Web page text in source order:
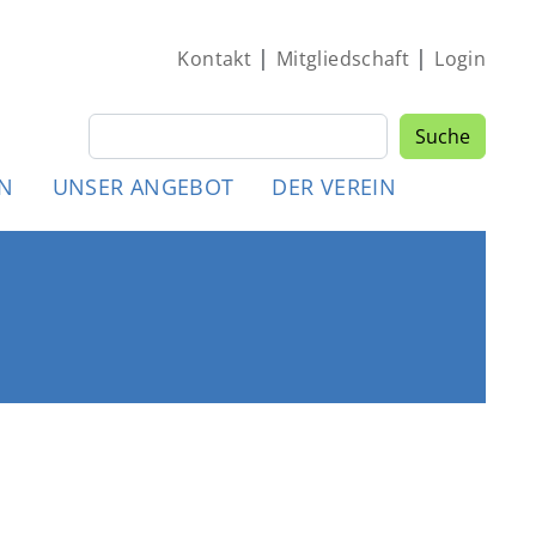
Suche Suche
Kontakt| Mitgliedschaft | Login
UNSER ANGEBOT DER VEREIN